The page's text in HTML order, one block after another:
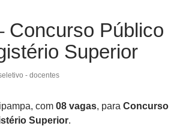
Concurso Público
Superior
- docentes
com 08 vagas, para Concurso
Superior.